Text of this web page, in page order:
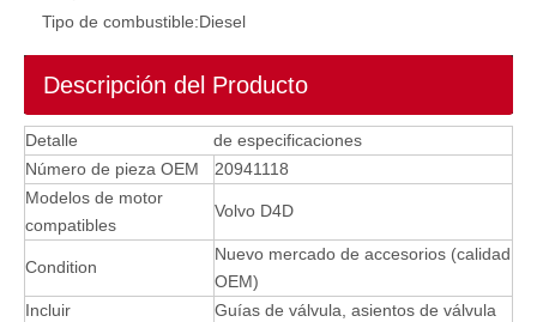
Tipo de combustible:Diesel
Descripción del Producto
Detalle
de especificaciones
Número de pieza OEM
20941118
Modelos de motor
compatibles
Volvo D4D
Condition
Nuevo mercado de accesorios (calidad
OEM)
Incluir
Guías de válvula, asientos de válvula